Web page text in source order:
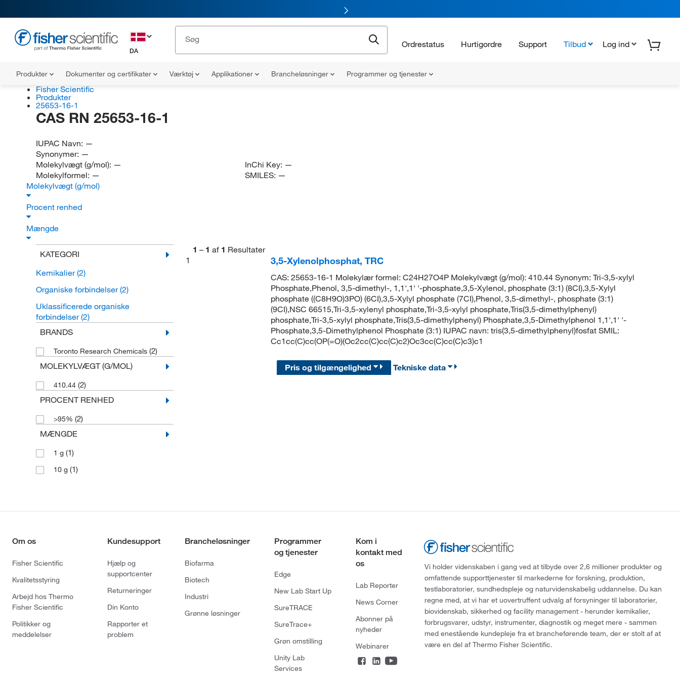
DA
Ordrestatus Hurtigordre Support Tilbud Log ind
Produkter Dokumenter og certifikater Værktøj Applikationer Brancheløsninger Programmer og tjenester
Fisher Scientific
Produkter
25653-16-1
CAS RN 25653-16-1
IUPAC Navn: —
Synonymer: —
Molekylvægt (g/mol): —
Molekylformel: —
InChi Key: —
SMILES: —
Molekylvægt (g/mol)
Procent renhed
Mængde
KATEGORI
Kemikalier(2)
Organiske forbindelser(2)
Uklassificerede organiske
forbindelser(2)
BRANDS
Toronto Research Chemicals (2)
MOLEKYLVÆGT (G/MOL)
410.44 (2)
PROCENT RENHED
>95% (2)
MÆNGDE
1 g (1)
10 g (1)
1 – 1 af 1 Resultater
1
3,5-Xylenolphosphat, TRC
CAS: 25653-16-1 Molekylær formel: C24H27O4P Molekylvægt (g/mol): 410.44 Synonym: Tri-3,5-xylyl
Phosphate,Phenol, 3,5-dimethyl-, 1,1',1' '-phosphate,3,5-Xylenol, phosphate (3:1) (8CI),3,5-Xylyl
phosphate ((C8H9O)3PO) (6CI),3,5-Xylyl phosphate (7CI),Phenol, 3,5-dimethyl-, phosphate (3:1)
(9CI),NSC 66515,Tri-3,5-xylenyl phosphate,Tri-3,5-xylyl phosphate,Tris(3,5-dimethylphenyl)
phosphate,Tri-3,5-xylyl phosphate,Tris(3,5-dimethylphenyl) Phosphate,3,5-Dimethylphenol 1,1',1' '-
Phosphate,3,5-Dimethylphenol Phosphate (3:1) IUPAC navn: tris(3,5-dimethylphenyl)fosfat SMIL:
Cc1cc(C)cc(OP(=O)(Oc2cc(C)cc(C)c2)Oc3cc(C)cc(C)c3)c1
Pris og tilgængelighed Tekniske data
Om os
Fisher Scientific
Kvalitetsstyring
Arbejd hos Thermo
Fisher Scientific
Politikker og
meddelelser
Kundesupport
Hjælp og
supportcenter
Returneringer
Din Konto
Rapporter et
problem
Brancheløsninger
Biofarma
Biotech
Industri
Grønne løsninger
Programmer
og tjenester
Edge
New Lab Start Up
SureTRACE
SureTrace+
Grøn omstilling
Unity Lab
Services
Kom i
kontakt med
os
Lab Reporter
News Corner
Abonner på
nyheder
Webinarer
Vi holder videnskaben i gang ved at tilbyde over 2,6 millioner produkter og
omfattende supporttjenester til markederne for forskning, produktion,
testlaboratorier, sundhedspleje og naturvidenskabelig uddannelse. Du kan
regne med, at vi har et uovertruffent udvalg af forsyninger til laboratorier,
biovidenskab, sikkerhed og facility management - herunder kemikalier,
forbrugsvarer, udstyr, instrumenter, diagnostik og meget mere - sammen
med enestående kundepleje fra et brancheførende team, der er stolt af at
være en del af Thermo Fisher Scientific.